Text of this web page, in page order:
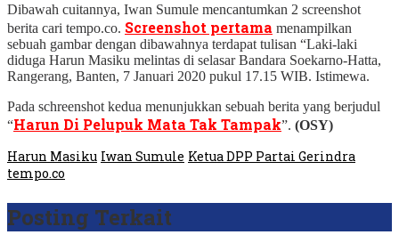
Dibawah cuitannya, Iwan Sumule mencantumkan 2 screenshot
berita cari tempo.co. Screenshot pertama menampilkan
sebuah gambar dengan dibawahnya terdapat tulisan “Laki-laki
diduga Harun Masiku melintas di selasar Bandara Soekarno-Hatta,
Rangerang, Banten, 7 Januari 2020 pukul 17.15 WIB. Istimewa.
Pada schreenshot kedua menunjukkan sebuah berita yang berjudul
“Harun Di Pelupuk Mata Tak Tampak”. (OSY)
Harun Masiku Iwan Sumule Ketua DPP Partai Gerindra
tempo.co
Posting Terkait